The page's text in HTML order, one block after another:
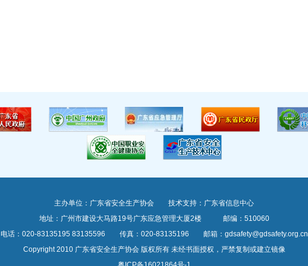
主办单位：广东省安全生产协会 技术支持：广东省信息中心
地址：广州市建设大马路19号广东应急管理大厦2楼 邮编：510060
电话：020-83135195 83135596 传真：020-83135196 邮箱：gdsafety@gdsafety.org.cn
Copyright 2010 广东省安全生产协会 版权所有 未经书面授权，严禁复制或建立镜像